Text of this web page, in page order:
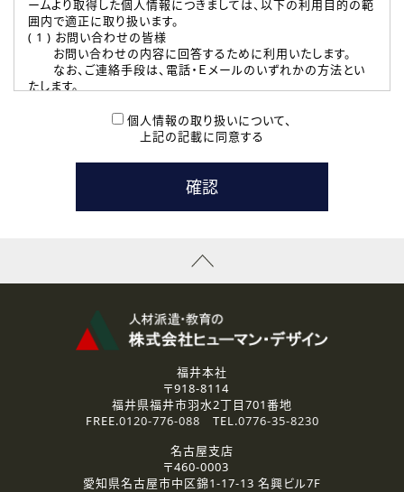
ームより取得した個人情報につきましては、以下の利用目的の範
囲内で適正に取り扱います。
( 1 ) お問い合わせの皆様
お問い合わせの内容に回答するために利用いたします。
なお、ご連絡手段は、電話・Ｅメールのいずれかの方法とい
たします。
本登録に関するご連絡および本登録時の参考情報として利
たします。
( 3 ) スタッフ派遣を検討されている企業の皆様
お問い合わせの内容に回答するために利用いたします。
なお、ご連絡手段は、電話・Ｅメールのいずれかの方法とい
資料送付、受講相談に関するご連絡のために利用いたしま
その他、お問い合わせの内容に回答するために利用いたし
なお、ご連絡手段は、電話・Ｅメールのいずれかの方法とい
2.個人情報の第三者提供
ご提供いただいた個人情報は、法令等の規定に従う場合を除き、
3.個人情報の取り扱いの委託
弊社の定める個人情報保護の評価基準を満たした委託先に、個
個人情報の取り扱いについて、
上記の記載に同意する
福井本社
〒918-8114
福井県福井市羽水2丁目701番地
FREE.0120-776-088 TEL.0776-35-8230
名古屋支店
〒460-0003
愛知県名古屋市中区錦1-17-13 名興ビル7F